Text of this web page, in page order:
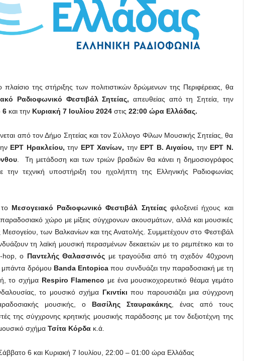
πλαίσιο της στήριξης των πολιτιστικών δρώμενων της Περιφέρειας, θα
Ραδιοφωνικό Φεστιβάλ Σητείας, απευθείας από τη Σητεία, την
6και την Κυριακή 7 Ιουλίου 2024στις 22:00 ώρα Ελλάδας.
από τον Δήμο Σητείας και τον Σύλλογο Φίλων Μουσικής Σητείας, θα
ΕΡΤ Ηρακλείου,την ΕΡΤ Χανίων, την ΕΡΤ Β. Αιγαίου, την ΕΡΤ Ν.
. Τη μετάδοση και των τριών βραδιών θα κάνει η δημοσιογράφος
την τεχνική υποστήριξη του ηχολήπτη της Ελληνικής Ραδιοφωνίας
Μεσογειακό Ραδιοφωνικό Φεστιβάλ Σητείαςφιλοξενεί ήχους και
χώρο με μίξεις σύγχρονων ακουσμάτων, αλλά και μουσικές
των Βαλκανίων και της Ανατολής. Συμμετέχουν στο Φεστιβάλ
τη λαϊκή μουσική περασμένων δεκαετιών με το ρεμπέτικο και το
hop, ο Παντελής Θαλασσινός με τραγούδια από τη σχεδόν 40χρονη
μπάντα δρόμου Banda Entopica που συνδυάζει την παραδοσιακή με τη
το σχήμα Respiro Flamenco με ένα μουσικοχορευτικό θέαμα γεμάτο
το μουσικό σχήμαΓκιντίκιπου παρουσιάζει μια σύγχρονη
μουσικής, ο Βασίλης Σταυρακάκης, ένας από τους
της σύγχρονης κρητικής μουσικής παράδοσης με τον δεξιοτέχνη της
σχήμα Τσίτα Κόρδακ.ά.
6 και Κυριακή 7 Ιουλίου, 22:00 – 01:00 ώρα Ελλάδας